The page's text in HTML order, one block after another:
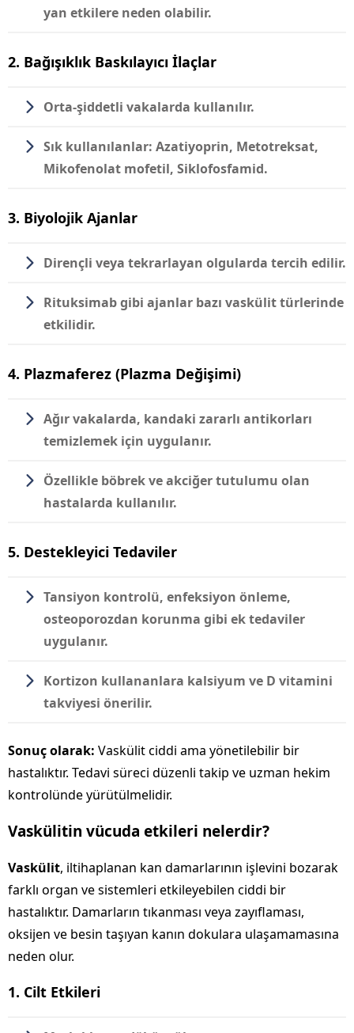
yan etkilere neden olabilir.
2. Bağışıklık Baskılayıcı İlaçlar
Orta-şiddetli vakalarda kullanılır.
Sık kullanılanlar: Azatiyoprin, Metotreksat,
Mikofenolat mofetil, Siklofosfamid.
3. Biyolojik Ajanlar
Dirençli veya tekrarlayan olgularda tercih edilir.
Rituksimab gibi ajanlar bazı vaskülit türlerinde
etkilidir.
4. Plazmaferez (Plazma Değişimi)
Ağır vakalarda, kandaki zararlı antikorları
temizlemek için uygulanır.
Özellikle böbrek ve akciğer tutulumu olan
hastalarda kullanılır.
5. Destekleyici Tedaviler
Tansiyon kontrolü, enfeksiyon önleme,
osteoporozdan korunma gibi ek tedaviler
uygulanır.
Kortizon kullananlara kalsiyum ve D vitamini
takviyesi önerilir.
Sonuç olarak: Vaskülit ciddi ama yönetilebilir bir
hastalıktır. Tedavi süreci düzenli takip ve uzman hekim
kontrolünde yürütülmelidir.
Vaskülitin vücuda etkileri nelerdir?
Vaskülit, iltihaplanan kan damarlarının işlevini bozarak
farklı organ ve sistemleri etkileyebilen ciddi bir
hastalıktır. Damarların tıkanması veya zayıflaması,
oksijen ve besin taşıyan kanın dokulara ulaşamamasına
neden olur.
1. Cilt Etkileri